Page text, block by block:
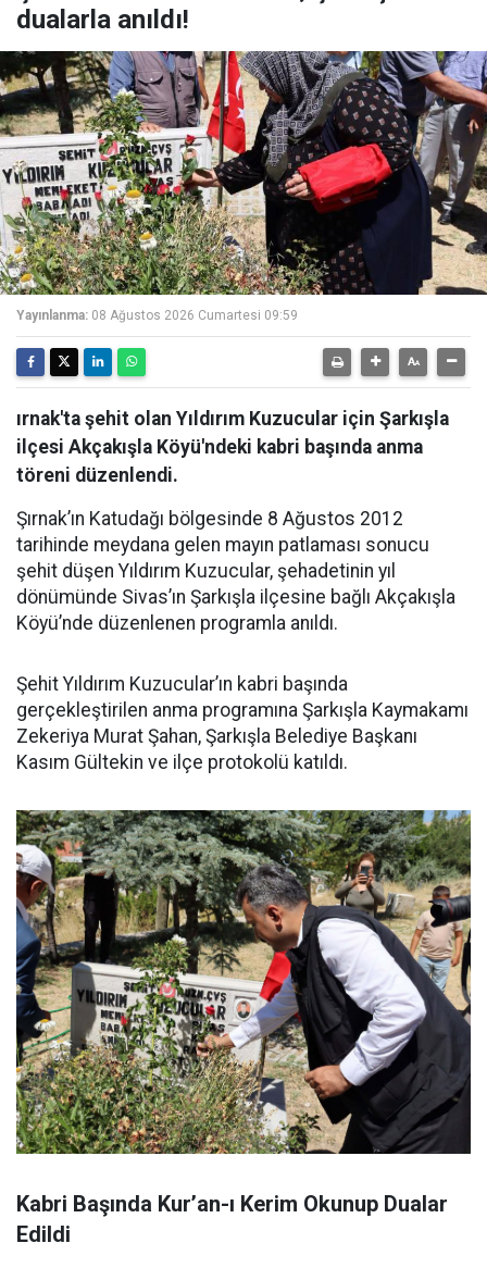
dualarla anıldı!
Yayınlanma: 08 Ağustos 2026 Cumartesi 09:59
ırnak'ta şehit olan Yıldırım Kuzucular için Şarkışla
ilçesi Akçakışla Köyü'ndeki kabri başında anma
töreni düzenlendi.
Şırnak’ın Katudağı bölgesinde 8 Ağustos 2012
tarihinde meydana gelen mayın patlaması sonucu
şehit düşen Yıldırım Kuzucular, şehadetinin yıl
dönümünde Sivas’ın Şarkışla ilçesine bağlı Akçakışla
Köyü’nde düzenlenen programla anıldı.
Şehit Yıldırım Kuzucular’ın kabri başında
gerçekleştirilen anma programına Şarkışla Kaymakamı
Zekeriya Murat Şahan, Şarkışla Belediye Başkanı
Kasım Gültekin ve ilçe protokolü katıldı.
Kabri Başında Kur’an-ı Kerim Okunup Dualar
Edildi